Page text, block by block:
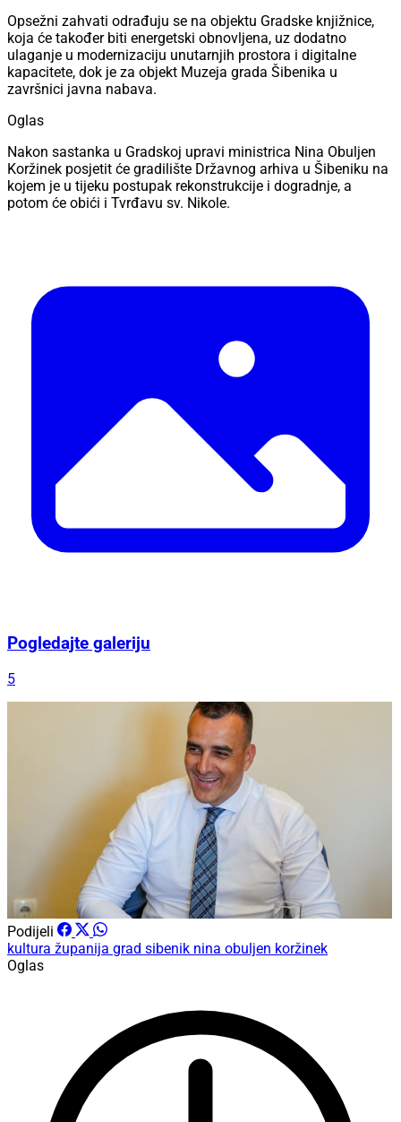
Opsežni zahvati odrađuju se na objektu Gradske knjižnice,
koja će također biti energetski obnovljena, uz dodatno
ulaganje u modernizaciju unutarnjih prostora i digitalne
kapacitete, dok je za objekt Muzeja grada Šibenika u
završnici javna nabava.
Oglas
Nakon sastanka u Gradskoj upravi ministrica Nina Obuljen
Koržinek posjetit će gradilište Državnog arhiva u Šibeniku na
kojem je u tijeku postupak rekonstrukcije i dogradnje, a
potom će obići i Tvrđavu sv. Nikole.
Pogledajte galeriju
5
Podijeli
kultura županija grad sibenik nina obuljen koržinek
Oglas